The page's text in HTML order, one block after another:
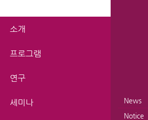
소개
프로그램
연구
세미나
News
Notice